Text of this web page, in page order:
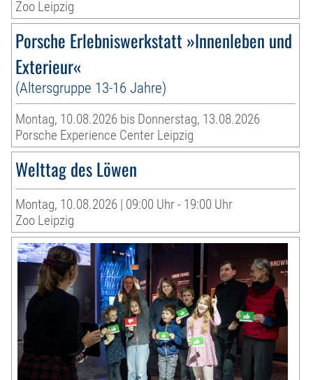
Zoo Leipzig
Porsche Erlebniswerkstatt »Innenleben und
Exterieur«
(Altersgruppe 13-16 Jahre)
Montag, 10.08.2026 bis Donnerstag, 13.08.2026
Porsche Experience Center Leipzig
Welttag des Löwen
Montag, 10.08.2026 | 09:00 Uhr - 19:00 Uhr
Zoo Leipzig